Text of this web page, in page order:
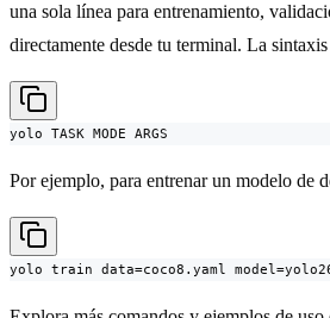
una sola línea para entrenamiento,
directamente desde tu terminal. La sintaxis
yolo TASK MODE ARGS
Por ejemplo, para entrenar un modelo de
yolo train data=coco8.yaml